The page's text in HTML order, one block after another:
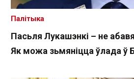
Пасьля Лукашэнкі – не
Як можа зьмяніцца ўлада ў
Палітыка